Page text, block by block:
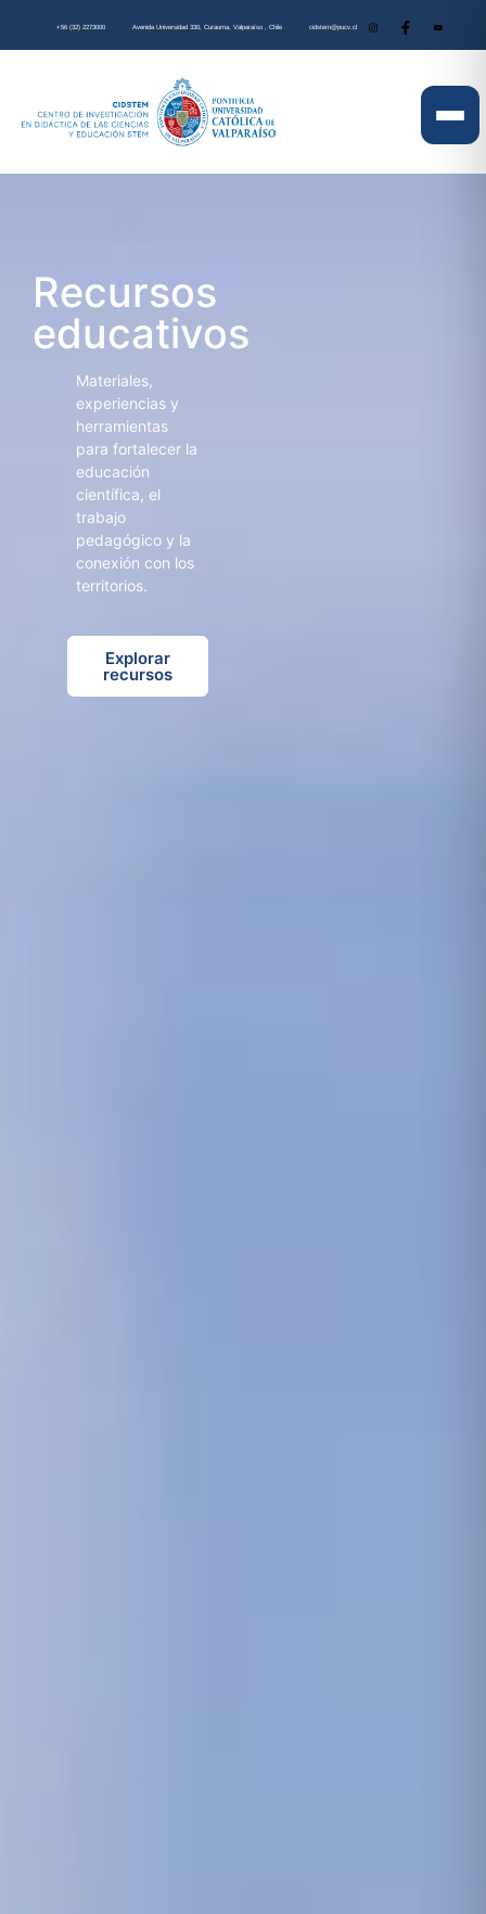
+56 (32) 2273000 Avenida Universidad 330, Curauma, Valparaíso , Chile cidstem@pucv.cl
Recursos
educativos
Materiales,
experiencias y
herramientas
para fortalecer la
educación
científica, el
trabajo
pedagógico y la
conexión con los
territorios.
Explorar
recursos